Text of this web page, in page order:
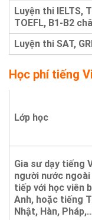
Luyện thi IELTS,
TOEFL, B1-B2
Luyện thi SAT,
Học phí tiếng
Lớp học
Gia sư dạy tiếng
người nước
tiếp với học viên
Anh, hoặc tiếng
Nhật, Hàn,